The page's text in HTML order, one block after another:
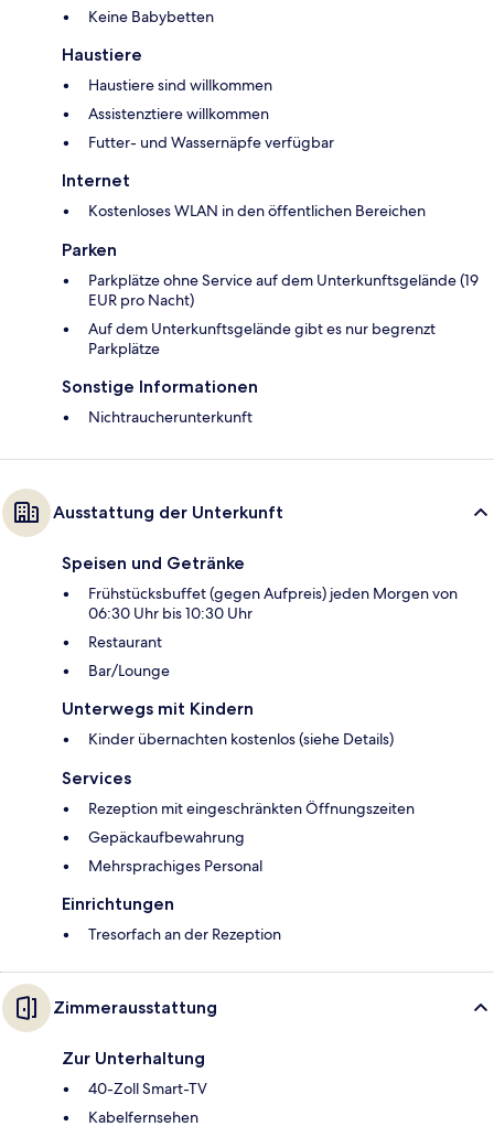
Keine Babybetten
Haustiere
Haustiere sind willkommen
Assistenztiere willkommen
Futter- und Wassernäpfe verfügbar
Internet
Kostenloses WLAN in den öffentlichen Bereichen
Parken
Parkplätze ohne Service auf dem Unterkunftsgelände (19
EUR pro Nacht)
Auf dem Unterkunftsgelände gibt es nur begrenzt
Parkplätze
Sonstige Informationen
Nichtraucherunterkunft
Ausstattung der Unterkunft
Speisen und Getränke
Frühstücksbuffet (gegen Aufpreis) jeden Morgen von
06:30 Uhr bis 10:30 Uhr
Restaurant
Bar/Lounge
Unterwegs mit Kindern
Kinder übernachten kostenlos (siehe Details)
Services
Rezeption mit eingeschränkten Öffnungszeiten
Gepäckaufbewahrung
Mehrsprachiges Personal
Einrichtungen
Tresorfach an der Rezeption
Zimmerausstattung
Zur Unterhaltung
40-Zoll Smart-TV
Kabelfernsehen